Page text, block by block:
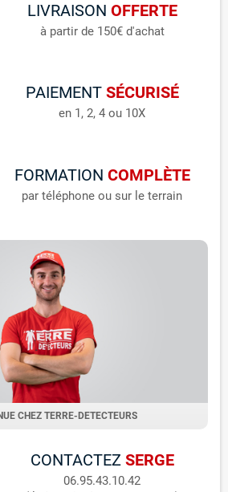
LIVRAISON OFFERTE
à partir de 150€ d'achat
PAIEMENT SÉCURISÉ
en 1, 2, 4 ou 10X
FORMATION COMPLÈTE
par téléphone ou sur le terrain
CHEZ TERRE-DETECTEURS
CONTACTEZ SERGE
06.95.43.10.42